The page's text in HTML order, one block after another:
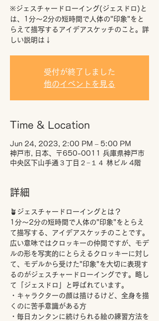
※ジェスチャードローイング(ジェスドロ)と
は、1分～2分の短時間で人体の"印象"をと
らえて描写するアイデアスケッチのこと。詳
しい説明は↓
受付が終了しました
他のイベントを見る
Time & Location
Jun 24, 2023, 2:00 PM – 5:00 PM
神戸市, 日本、〒650-0011 兵庫県神戸市
中央区下山手通３丁目２−１４ 林ビル 4階
詳細
🪴ジェスチャードローイングとは？
1分～2分の短時間で人体の"印象"をとらえ
て描写する、アイデアスケッチのことです。
広い意味ではクロッキーの仲間ですが、モデ
ルの形を写実的にとらえるクロッキーに対し
て、モデルから受けた"印象"を大切に表現す
るのがジェスチャードローイングです。略し
て「ジェスドロ」と呼ばれています。
・キャラクターの顔は描けるけど、全身を描
くのに苦手意識がある方
・毎日カンタンに続けられる絵の練習方法を